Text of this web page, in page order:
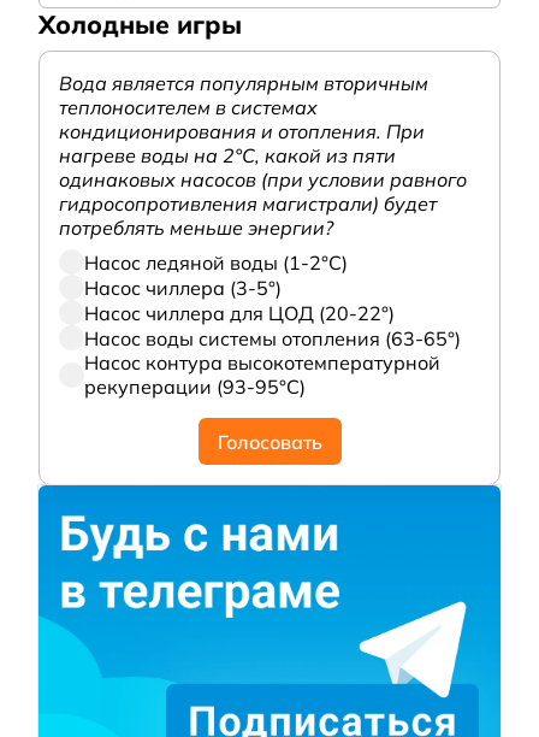
Холодные игры
Вода является популярным вторичным
теплоносителем в системах
кондиционирования и отопления. При
нагреве воды на 2°С, какой из пяти
одинаковых насосов (при условии равного
гидросопротивления магистрали) будет
потреблять меньше энергии?
Насос ледяной воды (1-2°С)
Насос чиллера (3-5°)
Насос чиллера для ЦОД (20-22°)
Насос воды системы отопления (63-65°)
Насос контура высокотемпературной
рекуперации (93-95°С)
Голосовать